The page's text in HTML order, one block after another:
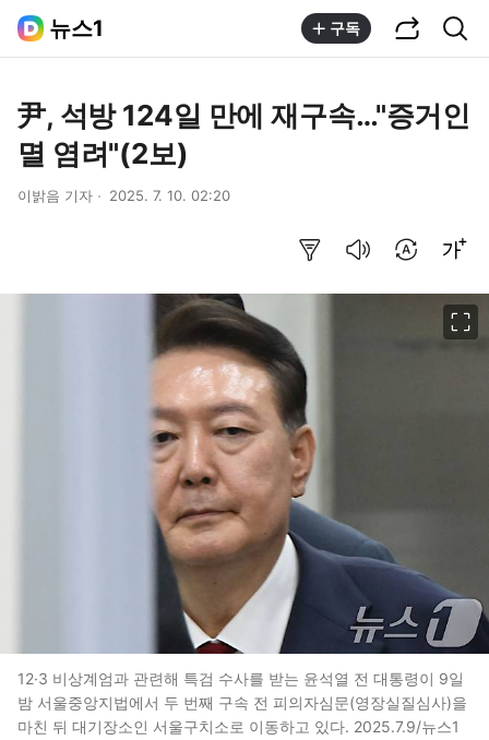
뉴스1 구독
尹, 석방 124일 만에 재구속…"증거인
멸 염려"(2보)
이밝음 기자 2025. 7. 10. 02:20
12·3 비상계엄과 관련해 특검 수사를 받는 윤석열 전 대통령이 9일
밤 서울중앙지법에서 두 번째 구속 전 피의자심문(영장실질심사)을
마친 뒤 대기장소인 서울구치소로 이동하고 있다. 2025.7.9/뉴스1